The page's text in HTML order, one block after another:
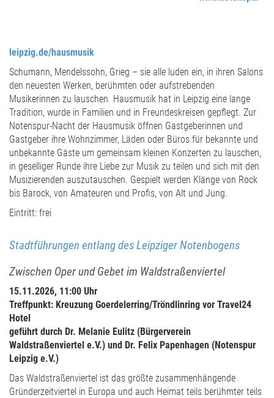
leipzig.de/hausmusik
Schumann, Mendelssohn, Grieg – sie alle luden ein, in ihren Salons
den neuesten Werken, berühmten oder aufstrebenden
Musikerinnen zu lauschen. Hausmusik hat in Leipzig eine lange
Tradition, wurde in Familien und in Freundeskreisen gepflegt. Zur
Notenspur-Nacht der Hausmusik öffnen Gastgeberinnen und
Gastgeber ihre Wohnzimmer, Läden oder Büros für bekannte und
unbekannte Gäste um gemeinsam kleinen Konzerten zu lauschen,
in geselliger Runde ihre Liebe zur Musik zu teilen und sich mit den
Musizierenden auszutauschen. Gespielt werden Klänge von Rock
bis Barock, von Amateuren und Profis, von Alt und Jung.
Eintritt: frei
Stadtführungen entlang des Leipziger Notenbogens
Zwischen Oper und Gebet im Waldstraßenviertel
15.11.2026, 11:00 Uhr
Treffpunkt: Kreuzung Goerdelerring/Tröndlinring vor Travel24
Hotel
geführt durch Dr. Melanie Eulitz (Bürgerverein
Waldstraßenviertel e.V.) und Dr. Felix Papenhagen (Notenspur
Leipzig e.V.)
Das Waldstraßenviertel ist das größte zusammenhängende
Gründerzeitviertel in Europa und auch Heimat teils berühmter teils